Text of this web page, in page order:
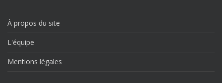
À propos du site
L'équipe
Mentions légales